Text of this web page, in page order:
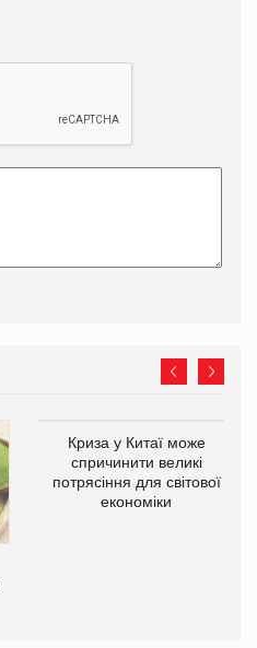
Криза у Китаї може
спричинити великі
потрясіння для світової
економіки